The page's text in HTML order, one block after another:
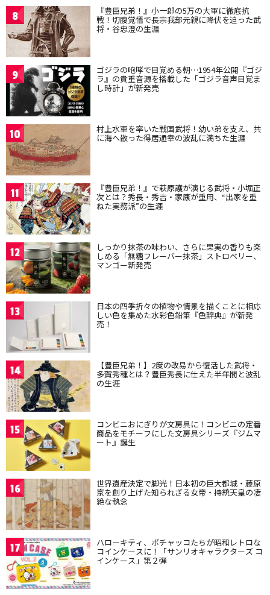
8 『豊臣兄弟！』小一郎の5万の大軍に徹底抗
戦！切腹覚悟で長宗我部元親に降伏を迫った武
将・谷忠澄の生涯
9 ゴジラの咆哮で目覚める朝…1954年公開『ゴジ
ラ』の貴重音源を搭載した「ゴジラ音声目覚ま
し時計」が新発売
10 村上水軍を率いた戦国武将！幼い弟を支え、共
に海へ散った得居通幸の波乱に満ちた生涯
11 『豊臣兄弟！』で萩原護が演じる武将・小堀正
次とは？秀長・秀吉・家康が重用、“出家を重
ねた実務派”の生涯
12 しっかり抹茶の味わい、さらに果実の香りも楽
しめる「無糖フレーバー抹茶」ストロベリー、
マンゴー新発売
13 日本の四季折々の植物や情景を描くことに相応
しい色を集めた水彩色鉛筆『色辞典』が新発
売！
14 【豊臣兄弟！】2度の改易から復活した武将・
多賀秀種とは？豊臣秀長に仕えた半年間と波乱
の生涯
15 コンビニおにぎりが文房具に！コンビニの定番
商品をモチーフにした文房具シリーズ『ジムマ
ート』誕生
16 世界遺産決定で脚光！日本初の巨大都城・藤原
京を創り上げた知られざる女帝・持統天皇の凄
絶な執念
17 ハローキティ、ポチャッコたちが昭和レトロな
コインケースに！「サンリオキャラクターズ コ
インケース」第２弾